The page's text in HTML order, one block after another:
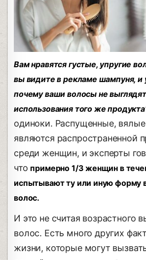
Вам нравятся густые, упругие
вы видите в рекламе шампуня, и
почему ваши волосы не
использования того же
одиноки. Распущенные,
являются распространенной
среди женщин, и эксперты
что примерно 1/3 женщин в
испытывают ту или иную форму
волос.
И это не считая возрастного
волос. Есть много других
жизни, которые могут